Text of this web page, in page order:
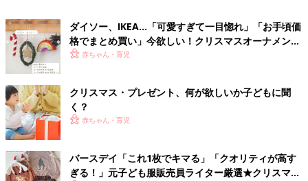
ダイソー、IKEA…「可愛すぎて一目惚れ」「お手頃価
格でまとめ買い」今欲しい！クリスマスオーナメント
5選赤ちゃん・育児
クリスマス・プレゼント、何が欲しいか子どもに聞
く？
赤ちゃん・育児
バースデイ「これ1枚でキマる」「クオリティが高す
ぎる！」元子ども服販売員ライター厳選★クリスマス